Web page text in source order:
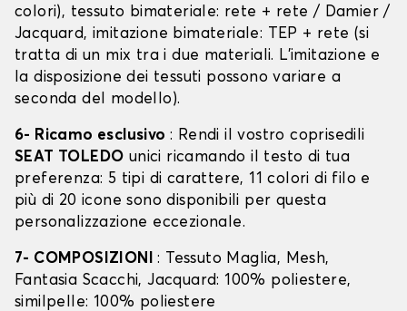
colori), tessuto bimateriale: rete + rete / Damier /
Jacquard, imitazione bimateriale: TEP + rete (si
tratta di un mix tra i due materiali. L'imitazione e
la disposizione dei tessuti possono variare a
seconda del modello).
6- Ricamo esclusivo : Rendi il vostro coprisedili
SEAT TOLEDO unici ricamando il testo di tua
preferenza: 5 tipi di carattere, 11 colori di filo e
più di 20 icone sono disponibili per questa
personalizzazione eccezionale.
7- COMPOSIZIONI: Tessuto Maglia, Mesh,
Fantasia Scacchi, Jacquard: 100% poliestere,
similpelle: 100% poliestere